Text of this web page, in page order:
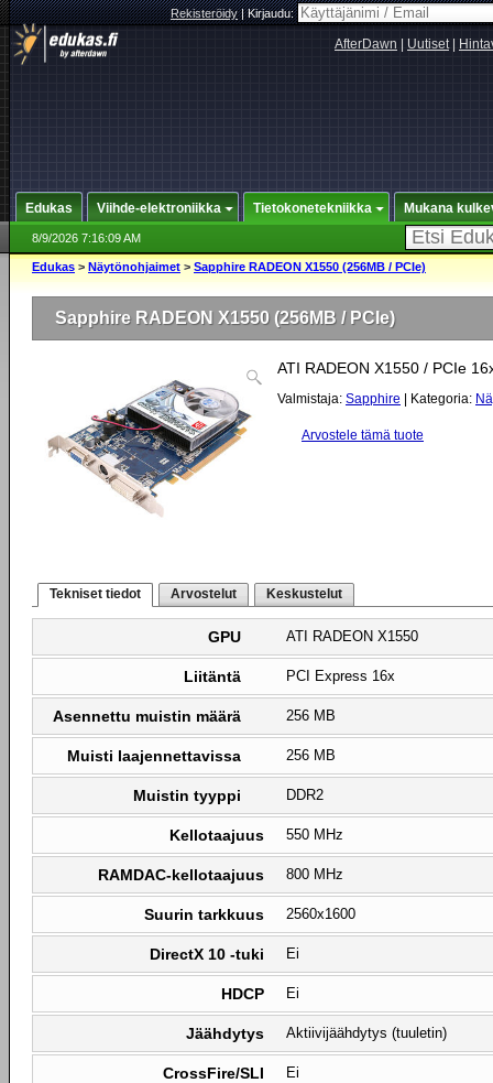
Rekisteröidy|Kirjaudu:
AfterDawn Uutiset|
Edukas Viihde-elektroniikka Tietokonetekniikka Mukana
8/9/2026 7:16:09 AM
Edukas > Näytönohjaimet > Sapphire RADEON X1550 (256MB / PCIe)
Sapphire RADEON X1550 (256MB / PCIe)
ATI RADEON X1550 / PCIe
Valmistaja: Sapphire | Kategoria:
Arvostele tämä tuote
Tekniset tiedot Arvostelut Keskustelut
GPU ATI RADEON X1550
Liitäntä PCI Express 16x
Asennettu muistin määrä 256 MB
Muisti laajennettavissa 256 MB
Muistin tyyppi DDR2
Kellotaajuus 550 MHz
RAMDAC-kellotaajuus 800 MHz
Suurin tarkkuus 2560x1600
DirectX 10 -tuki Ei
HDCP Ei
Jäähdytys Aktiivijäähdytys (tuuletin)
CrossFire/SLI Ei